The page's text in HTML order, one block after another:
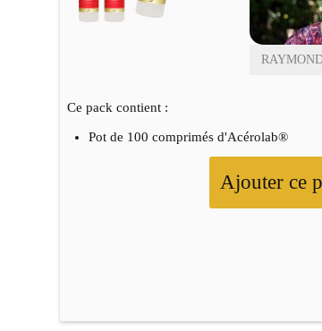
Ce pack contient :
Pot de 100 comprimés d'Acérolab®
Ajouter ce